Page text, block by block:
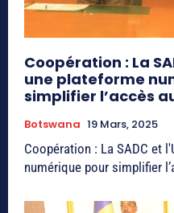
Coopération : La
une plateforme
simplifier l’accès
Botswana 19 Mars, 2025
Coopération : La SADC et
numérique pour simplifier